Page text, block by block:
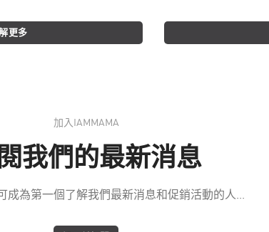
解更多
加入IAMMAMA
我們的最新消息
成為第一個了解我們最新消息和促銷活動的人...